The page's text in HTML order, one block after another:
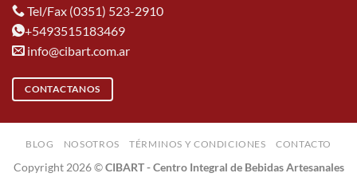
Tel/Fax (0351) 523-2910
+5493515183469
info@cibart.com.ar
CONTACTANOS
BLOG NOSOTROS TÉRMINOS Y CONDICIONES CONTACTO
Copyright 2026 ©CIBART - Centro Integral de Bebidas Artesanales